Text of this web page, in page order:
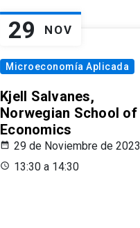
29 NOV
Microeconomía Aplicada
Kjell Salvanes,
Norwegian School of
Economics
29 de Noviembre de 2023
13:30 a 14:30